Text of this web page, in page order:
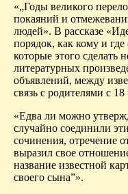
«„Годы великого
покаяний и
людей». В рассказе
порядок, как кому и
которые этого сделать
литературных
объявлений, между
связь с родителями с
«Едва ли можно
случайно соединили
сочинения, отречение
выразил свое
название известной
своего сына”».